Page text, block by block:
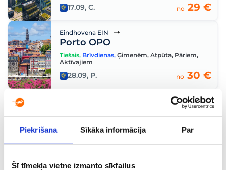
Piekrišana Sīkāka informācija Par
Šī tīmekļa vietne izmanto sīkfailus
17.09, C. no 29 €
Eindhovena EIN
Porto OPO
Tiešais, Brīvdienas, Ģimenēm, Atpūta, Pāriem,
Aktīvajiem
28.09, P. no 30 €
Vēsture,Kultūra
03.10, S. no30 €